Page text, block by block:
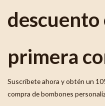
descuento
primera
Suscríbete ahora y obtén un
compra de bombones